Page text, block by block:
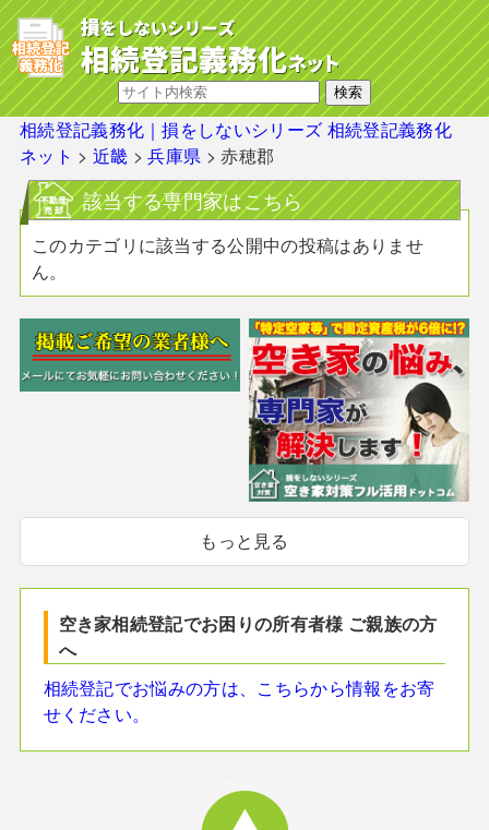
相続登記義務化｜損をしないシリーズ 相続登記義務化
ネット > 近畿 >兵庫県 >赤穂郡
該当する専門家はこちら
このカテゴリに該当する公開中の投稿はありませ
ん。
もっと見る
空き家相続登記でお困りの所有者様 ご親族の方
へ
相続登記でお悩みの方は、こちらから情報をお寄
せください。